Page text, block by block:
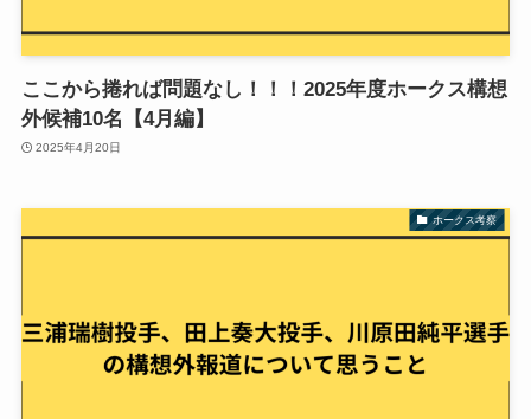
ここから捲れば問題なし！！！2025年度ホークス構想
外候補10名【4月編】
2025年4月20日
ホークス考察